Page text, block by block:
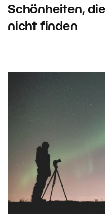
Schönheiten,
nicht finden